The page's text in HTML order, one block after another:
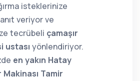
isteklerinize
veriyor ve
tecrübeli çamaşır
ustası yönlendiriyor.
en yakın Hatay
Makinası Tamir